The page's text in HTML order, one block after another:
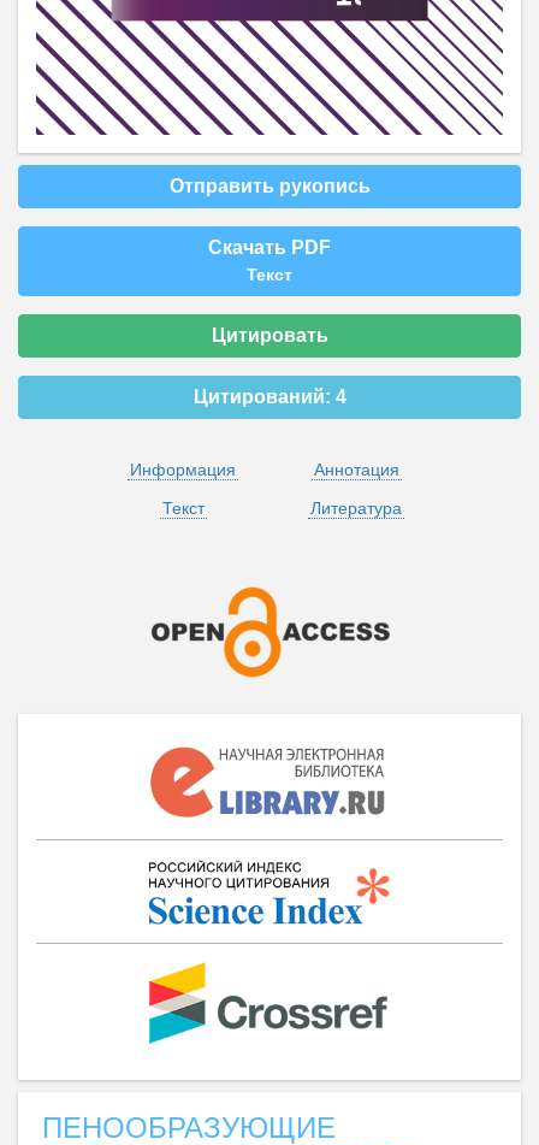
Отправить рукопись
Скачать PDF
Текст
Цитировать
Цитирований: 4
Информация
Аннотация
Текст
Литература
ПЕНООБРАЗУЮЩИЕ